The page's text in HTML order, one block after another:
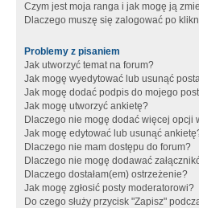
Czym jest moja ranga i jak mogę ją
Dlaczego muszę się zalogować po
Problemy z pisaniem
Jak utworzyć temat na forum?
Jak mogę wyedytować lub usunąć
Jak mogę dodać podpis do mojego
Jak mogę utworzyć ankietę?
Dlaczego nie mogę dodać więcej opcji
Jak mogę edytować lub usunąć
Dlaczego nie mam dostępu do forum?
Dlaczego nie mogę dodawać
Dlaczego dostałam(em) ostrzeżenie?
Jak mogę zgłosić posty moderatorowi?
Do czego służy przycisk "Zapisz"